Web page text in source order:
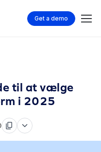
Get a demo
til at vælge
i 2025